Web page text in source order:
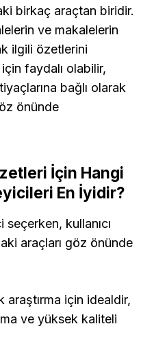
birkaç araçtan biridir.
ve makalelerin
ilgili özetlerini
faydalı olabilir,
bağlı olarak
önünde
İçin Hangi
En İyidir?
kullanıcı
araçları göz önünde
araştırma için idealdir,
ve yüksek kaliteli